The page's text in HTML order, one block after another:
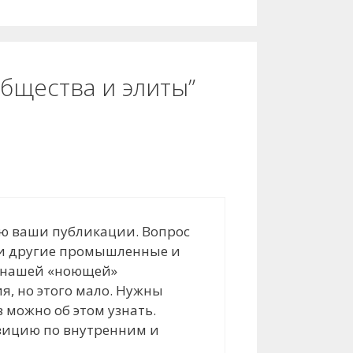
и элиты”
ваши публикации. Вопрос
другие промышленные и
нашей «ноющей»
но этого мало. Нужны
об этом узнать.
по внутренним и